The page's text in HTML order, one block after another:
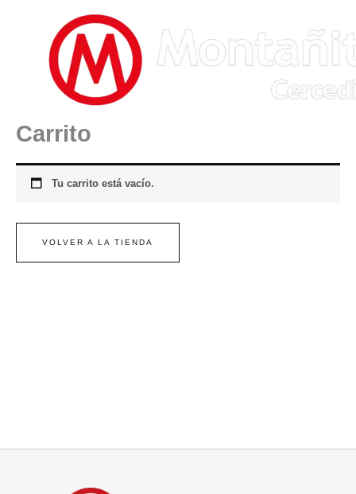
Carrito
Tu carrito está vacío.
VOLVER A LA TIENDA